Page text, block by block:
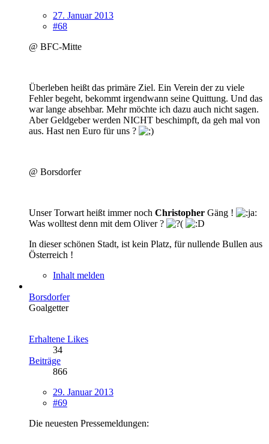
27. Januar 2013
#68
@ BFC-Mitte
Überleben heißt das primäre Ziel. Ein Verein der zu viele
Fehler begeht, bekommt irgendwann seine Quittung. Und das
war lange absehbar. Mehr möchte ich dazu auch nicht sagen.
Aber Geldgeber werden NICHT beschimpft, da geh mal von
aus. Hast nen Euro für uns ?
@ Borsdorfer
Unser Torwart heißt immer noch Christopher Gäng !
Was wolltest denn mit dem Oliver ?
In dieser schönen Stadt, ist kein Platz, für nullende Bullen aus
Österreich !
Inhalt melden
Borsdorfer
Goalgetter
Erhaltene Likes
34
Beiträge
866
29. Januar 2013
#69
Die neuesten Pressemeldungen: